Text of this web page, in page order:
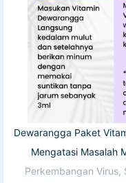
Dewarangga Paket
Mengatasi Masalah
Perkembangan